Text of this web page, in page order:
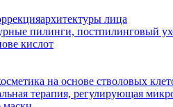
лица
пилинги, постпилинговый
кислот
на основе стволовых
терапия, регулирующая